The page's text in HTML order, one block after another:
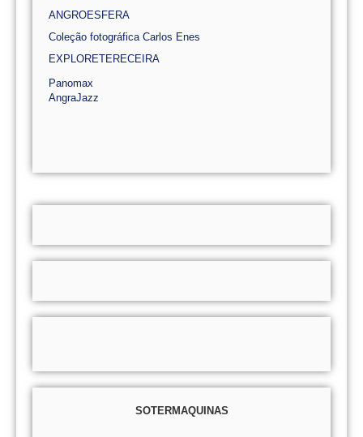
ANGROESFERA
Coleção fotográfica Carlos Enes
EXPLORETERECEIRA
Panomax
AngraJazz
SOTERMAQUINAS